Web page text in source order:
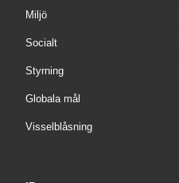
Miljö
Socialt
Styrning
Globala mål
Visselblåsning